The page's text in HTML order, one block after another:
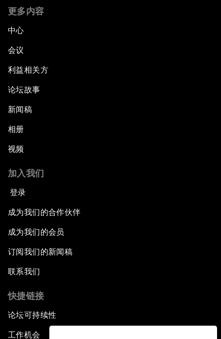
更多内容
中心
会议
利益相关方
论坛故事
新闻稿
相册
视频
加入我们
登录
成为我们的合作伙伴
成为我们的会员
订阅我们的新闻稿
联系我们
快捷链接
论坛可持续性
工作机会